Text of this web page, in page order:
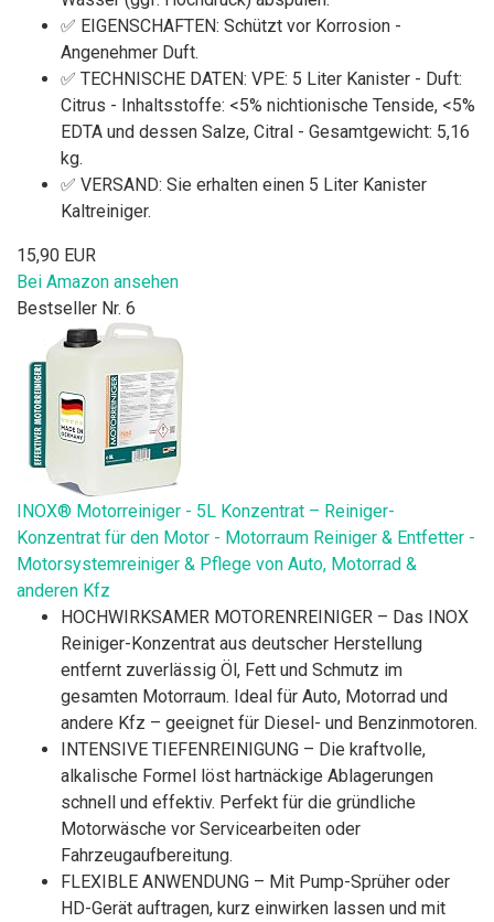
✅ EIGENSCHAFTEN: Schützt vor Korrosion -
Angenehmer Duft.
✅ TECHNISCHE DATEN: VPE: 5 Liter Kanister - Duft:
Citrus - Inhaltsstoffe: <5% nichtionische Tenside, <5%
EDTA und dessen Salze, Citral - Gesamtgewicht: 5,16
kg.
✅ VERSAND: Sie erhalten einen 5 Liter Kanister
Kaltreiniger.
15,90 EUR
Bei Amazon ansehen
Bestseller Nr. 6
INOX® Motorreiniger - 5L Konzentrat – Reiniger-
Konzentrat für den Motor - Motorraum Reiniger & Entfetter -
Motorsystemreiniger & Pflege von Auto, Motorrad &
anderen Kfz
HOCHWIRKSAMER MOTORENREINIGER – Das INOX
Reiniger-Konzentrat aus deutscher Herstellung
entfernt zuverlässig Öl, Fett und Schmutz im
gesamten Motorraum. Ideal für Auto, Motorrad und
andere Kfz – geeignet für Diesel- und Benzinmotoren.
INTENSIVE TIEFENREINIGUNG – Die kraftvolle,
alkalische Formel löst hartnäckige Ablagerungen
schnell und effektiv. Perfekt für die gründliche
Motorwäsche vor Servicearbeiten oder
Fahrzeugaufbereitung.
FLEXIBLE ANWENDUNG – Mit Pump-Sprüher oder
HD-Gerät auftragen, kurz einwirken lassen und mit